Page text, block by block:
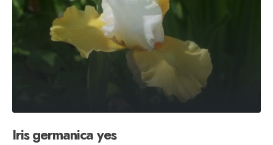
Iris germanica yes